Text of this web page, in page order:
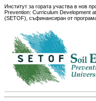
Институт за гората участва в нов
Prevention: Curriculum Development
(SETOF), съфинансиран от